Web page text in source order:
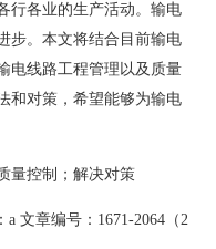
行各业的生产活动。输电
步。本文将结合目前输电
电线路工程管理以及质量
和对策，希望能够为输电
控制；解决对策
文章编号：1671-2064（2